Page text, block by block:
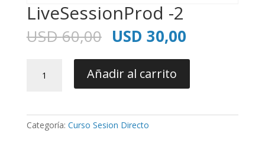
LiveSessionProd -2
USD60,00 El
precio
original
era:
USD
USD 30,00El
actual
USD
Añadir al carrito
Categoría: Curso Sesion Directo